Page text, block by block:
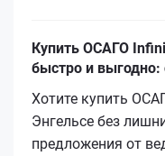
Купить ОСАГО
быстро и выгодно:
Хотите купить
Энгельсе без
предложения от